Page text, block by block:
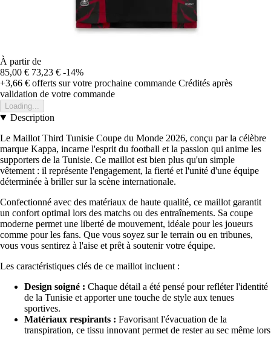
À partir de
85,00 € 73,23 € -14%
+3,66 € offerts sur votre prochaine commande Crédités après
validation de votre commande
Loading...
Description
Le Maillot Third Tunisie Coupe du Monde 2026, conçu par la célèbre
marque Kappa, incarne l'esprit du football et la passion qui anime les
supporters de la Tunisie. Ce maillot est bien plus qu'un simple
vêtement : il représente l'engagement, la fierté et l'unité d'une équipe
déterminée à briller sur la scène internationale.
Confectionné avec des matériaux de haute qualité, ce maillot garantit
un confort optimal lors des matchs ou des entraînements. Sa coupe
moderne permet une liberté de mouvement, idéale pour les joueurs
comme pour les fans. Que vous soyez sur le terrain ou en tribunes,
vous vous sentirez à l'aise et prêt à soutenir votre équipe.
Les caractéristiques clés de ce maillot incluent :
Design soigné : Chaque détail a été pensé pour refléter l'identité
de la Tunisie et apporter une touche de style aux tenues
sportives.
Matériaux respirants : Favorisant l'évacuation de la
transpiration, ce tissu innovant permet de rester au sec même lors